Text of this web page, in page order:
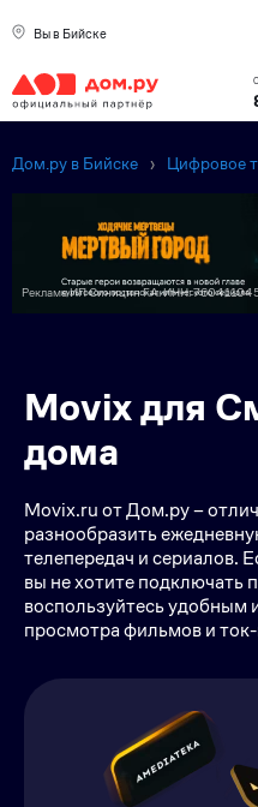
Вы в Бийске
Дом.ру в Бийске › Цифровое
Реклама ИП Синицин Г.А. ИНН:
Movix для
дома
Movix.ru от Дом.ру –
разнообразить
телепередач и сериалов.
вы не хотите подключать
воспользуйтесь удобным
просмотра фильмов и